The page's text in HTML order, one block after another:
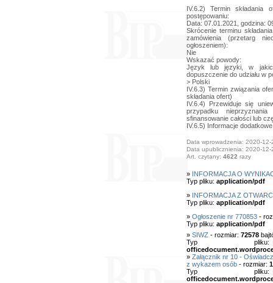
IV.6.2) Termin
postępowaniu:
Data: 07.01.2021, godzina:
Skrócenie terminu
zamówienia (przetarg
ogłoszeniem):
Nie
Wskazać powody:
Język lub języki, w
dopuszczenie do udziału w
> Polski
IV.6.3) Termin związania
składania ofert)
IV.6.4) Przewiduje się
przypadku
sfinansowanie całości lub
IV.6.5) Informacje
Data wprowadzenia: 2020-12-
Data upublicznienia: 2020-12-
Art. czytany: 4622 razy
» INFORMACJA O
Typ pliku: application/pdf
» INFORMACJA Z
Typ pliku: application/pdf
» Ogłoszenie nr 770853-
Typ pliku: application/pdf
» SIWZ - rozmiar: 72578
Typ
» Załącznik nr 10 -
z wykazem osób- rozmiar:
Typ